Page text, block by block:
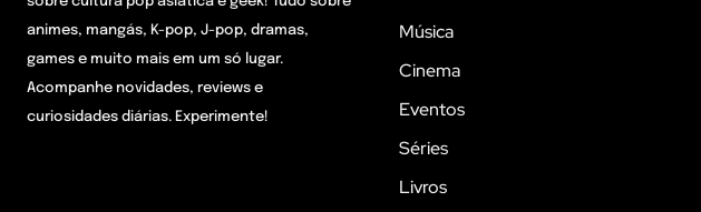
animes, mangás, K-pop, J-pop, dramas,
games e muito mais em um só lugar.
Acompanhe novidades, reviews e
curiosidades diárias. Experimente!
Música
Cinema
Eventos
Séries
Livros